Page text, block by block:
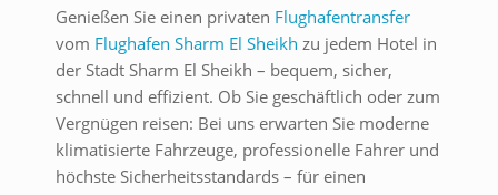
Genießen Sie einen privaten Flughafentransfer
vom Flughafen Sharm El Sheikh zu jedem Hotel in
der Stadt Sharm El Sheikh – bequem, sicher,
schnell und effizient. Ob Sie geschäftlich oder zum
Vergnügen reisen: Bei uns erwarten Sie moderne
klimatisierte Fahrzeuge, professionelle Fahrer und
höchste Sicherheitsstandards – für einen